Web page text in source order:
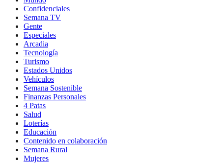
Confidenciales
Semana TV
Gente
Especiales
Arcadia
Tecnología
Turismo
Estados Unidos
Vehículos
Semana Sostenible
Finanzas Personales
4 Patas
Salud
Loterías
Educación
Contenido en colaboración
Semana Rural
Mujeres